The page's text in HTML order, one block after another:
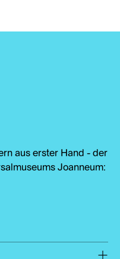
aus erster Hand - der
Joanneum: